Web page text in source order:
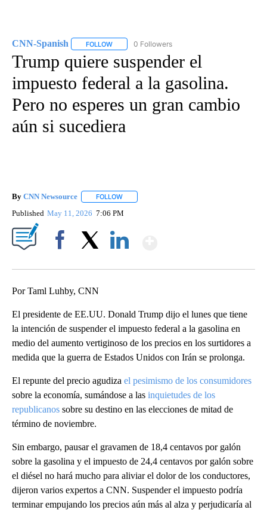
CNN-Spanish FOLLOW FOLLOW "CNN-SPANISH" TO RECEIVE
0 Followers
Trump quiere suspender el
impuesto federal a la gasolina.
Pero no esperes un gran cambio
aún si sucediera
By CNN Newsource FOLLOW
Published May 11, 2026 7:06 PM
Por Taml Luhby, CNN
El presidente de EE.UU. Donald Trump dijo el lunes que tiene
la intención de suspender el impuesto federal a la gasolina en
medio del aumento vertiginoso de los precios en los surtidores a
medida que la guerra de Estados Unidos con Irán se prolonga.
El repunte del precio agudiza el pesimismo de los consumidores
sobre la economía, sumándose a las inquietudes de los
republicanos sobre su destino en las elecciones de mitad de
término de noviembre.
Sin embargo, pausar el gravamen de 18,4 centavos por galón
sobre la gasolina y el impuesto de 24,4 centavos por galón sobre
el diésel no hará mucho para aliviar el dolor de los conductores,
dijeron varios expertos a CNN. Suspender el impuesto podría
terminar empujando los precios aún más al alza y perjudicaría al